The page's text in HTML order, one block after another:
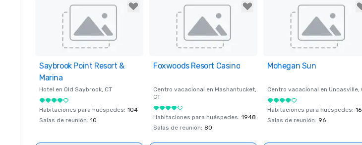
Removed from favorites
Saybrook Point Resort &
Marina
Hotel en Old Saybrook, CT
Habitaciones para huéspedes: 104
Salas de reunión: 10
Removed from favorites
Foxwoods Resort Casino
Centro vacacional en Mashantucket,
CT
Habitaciones para huéspedes: 1948
Salas de reunión: 80
Removed from favorites
Mohegan Sun
Centro vacacional en Uncasville,
Habitaciones para huéspedes:
Salas de reunión: 96